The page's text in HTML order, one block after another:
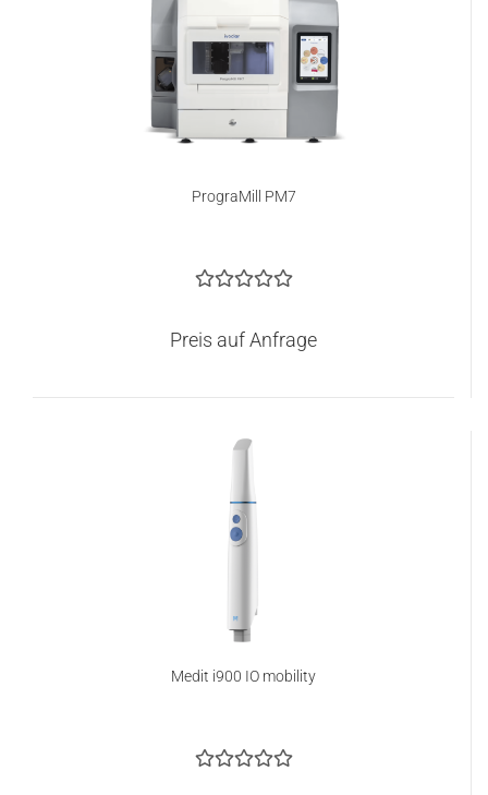
PrograMill PM7
Preis auf Anfrage
Medit i900 IO mobility